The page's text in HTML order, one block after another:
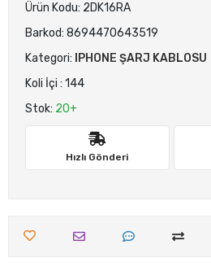
Ürün Kodu: 2DK16RA
Barkod: 8694470643519
Kategori: IPHONE ŞARJ KABLOSU
Koli İçi : 144
Stok: 20+
Hızlı Gönderi